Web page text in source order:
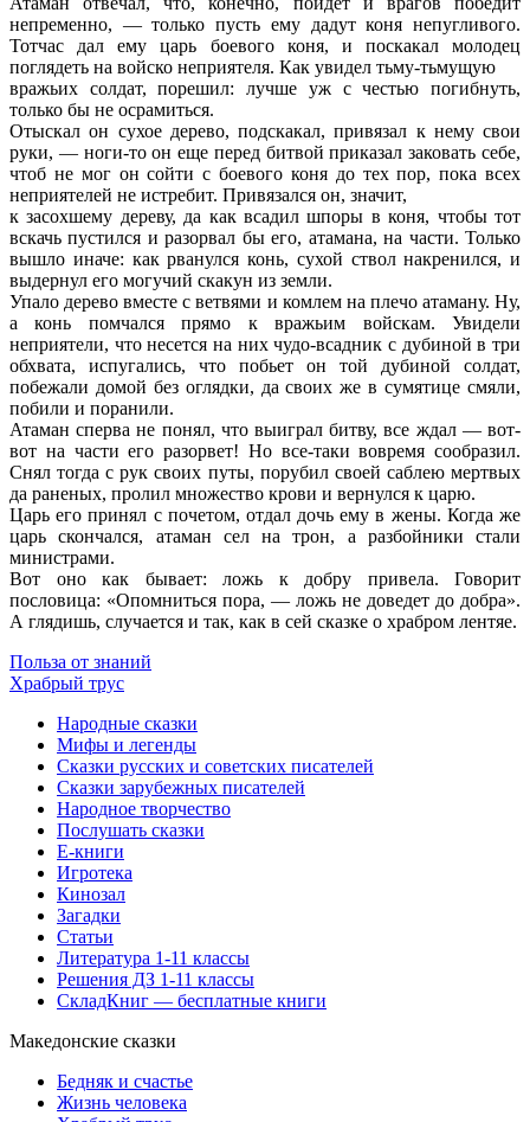
непременно, — только пусть ему дадут коня непугливого.
Тотчас дал ему царь боевого коня, и поскакал молодец
поглядеть на войско неприятеля. Как увидел тьму-тьмущую
вражьих солдат, порешил: лучше уж с честью погибнуть,
только бы не осрамиться.
Отыскал он сухое дерево, подскакал, привязал к нему свои
руки, — ноги-то он еще перед битвой приказал заковать себе,
чтоб не мог он сойти с боевого коня до тех пор, пока всех
неприятелей не истребит. Привязался он, значит,
к засохшему дереву, да как всадил шпоры в коня, чтобы тот
вскачь пустился и разорвал бы его, атамана, на части. Только
вышло иначе: как рванулся конь, сухой ствол накренился, и
выдернул его могучий скакун из земли.
Упало дерево вместе с ветвями и комлем на плечо атаману. Ну,
а конь помчался прямо к вражьим войскам. Увидели
неприятели, что несется на них чудо-всадник с дубиной в три
обхвата, испугались, что побьет он той дубиной солдат,
побежали домой без оглядки, да своих же в сумятице смяли,
побили и поранили.
Атаман сперва не понял, что выиграл битву, все ждал — вот-
вот на части его разорвет! Но все-таки вовремя сообразил.
Снял тогда с рук своих путы, порубил своей саблею мертвых
да раненых, пролил множество крови и вернулся к царю.
Царь его принял с почетом, отдал дочь ему в жены. Когда же
царь скончался, атаман сел на трон, а разбойники стали
министрами.
Вот оно как бывает: ложь к добру привела. Говорит
пословица: «Опомниться пора, — ложь не доведет до добра».
А глядишь, случается и так, как в сей сказке о храбром лентяе.
Польза от знаний
Храбрый трус
Народные сказки
Мифы и легенды
Сказки русских и советских писателей
Сказки зарубежных писателей
Народное творчество
Послушать сказки
Е-книги
Игротека
Кинозал
Загадки
Статьи
Литература 1-11 классы
Решения ДЗ 1-11 классы
СкладКниг — бесплатные книги
Македонские сказки
Бедняк и счастье
Жизнь человека